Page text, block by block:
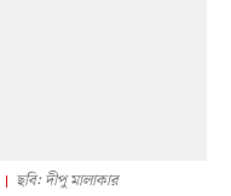
ছবি: দীপু মালাকার